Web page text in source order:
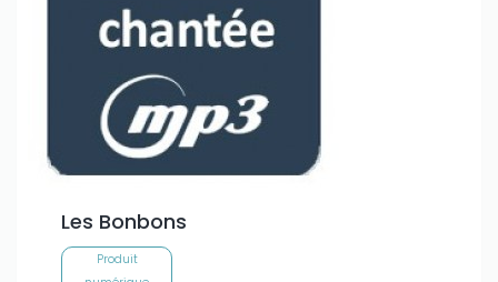
Les Bonbons
Produit